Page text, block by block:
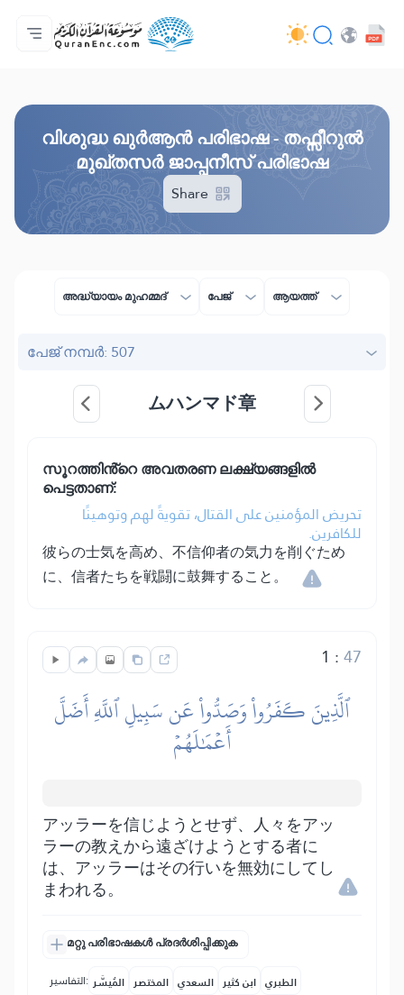
മെയിൻ പേജ്
വിവർത്തനങ്ങളുടെ സൂചിക
Audio
ഡെവലപ്പർമാരുടെ സേവനങ്ങൾ - API
പദ്ധതിയെ പറ്റി
ഞങ്ങളുമായി ബന്ധപ്പെടുക
ഭാഷ
വിശുദ്ധ ഖുർആൻ പരിഭാഷ - തഫ്സീറുൽ
മുഖ്തസർ ജാപ്പനീസ് പരിഭാഷ
Share
അദ്ധ്യായം മുഹമ്മദ് പേജ് ആയത്ത്
പേജ് നമ്പർ: 507
ムハンマド章
സൂറത്തിൻ്റെ അവതരണ ലക്ഷ്യങ്ങളിൽ
പെട്ടതാണ്:
تحريض المؤمنين على القتال، تقويةً لهم وتوهينًا
للكافرين.
彼らの士気を高め、不信仰者の気力を削ぐため
に、信者たちを戦闘に鼓舞すること。
1 :47
ٱلَّذِينَ كَفَرُواْ وَصَدُّواْ عَن سَبِيلِ ٱللَّهِ أَضَلَّ
أَعۡمَٰلَهُمۡ
アッラーを信じようとせず、人々をアッ
ラーの教えから遠ざけようとする者に
は、アッラーはその行いを無効にしてし
まわれる。
മറ്റു പരിഭാഷകൾ പ്രദർശിപ്പിക്കുക
التفاسير: المُيسَّر المختصر السعدي ابن كثير الطبري